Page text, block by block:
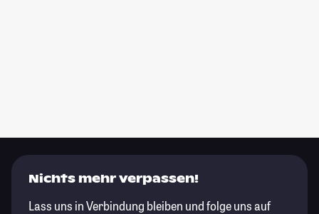
Nichts mehr verpassen!
Lass uns in Verbindung bleiben und folge uns auf